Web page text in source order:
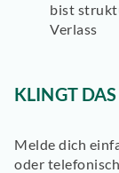
bist
Verlass
KLINGT
Melde dich
oder